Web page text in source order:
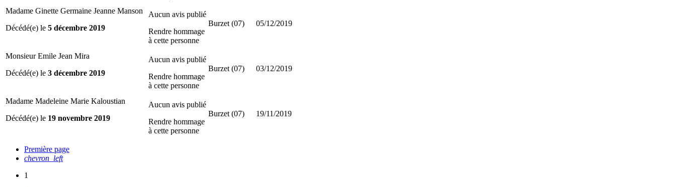
Madame Ginette Germaine Jeanne Manson
Décédé(e) le 5 décembre 2019
Aucun avis publié
Rendre hommage
à cette personne
Burzet (07) 05/12/2019
Monsieur Emile Jean Mira
Décédé(e) le 3 décembre 2019
Aucun avis publié
Rendre hommage
à cette personne
Burzet (07) 03/12/2019
Madame Madeleine Marie Kaloustian
Décédé(e) le 19 novembre 2019
Aucun avis publié
Rendre hommage
à cette personne
Burzet (07) 19/11/2019
Première page
chevron_left
1